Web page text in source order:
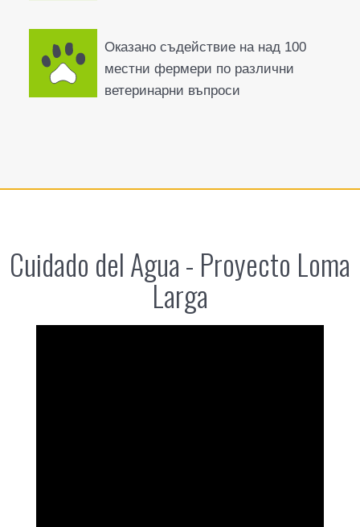
Оказано съдействие на над 100
местни фермери по различни
ветеринарни въпроси
Cuidado del Agua - Proyecto Loma
Larga